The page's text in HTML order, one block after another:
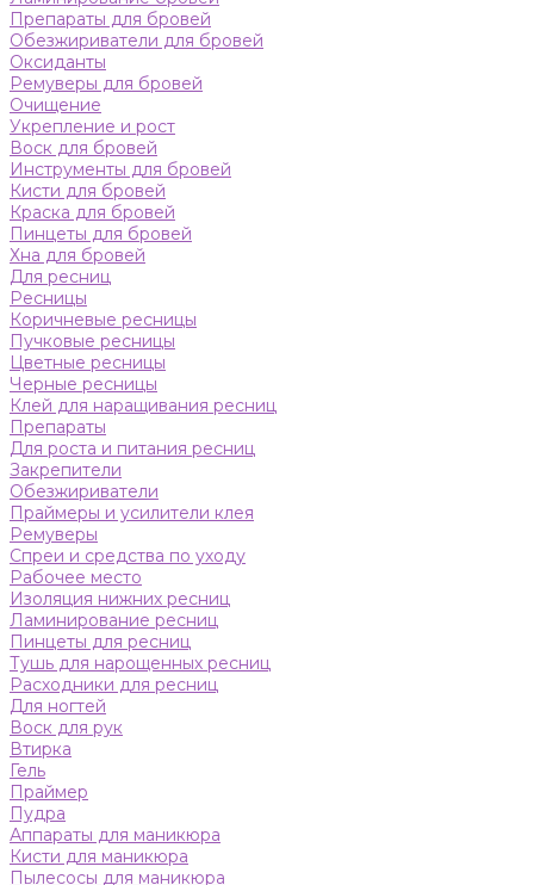
Препараты для бровей
Обезжириватели для бровей
Оксиданты
Ремуверы для бровей
Очищение
Укрепление и рост
Воск для бровей
Инструменты для бровей
Кисти для бровей
Краска для бровей
Пинцеты для бровей
Хна для бровей
Для ресниц
Ресницы
Коричневые ресницы
Пучковые ресницы
Цветные ресницы
Черные ресницы
Клей для наращивания ресниц
Препараты
Для роста и питания ресниц
Закрепители
Обезжириватели
Праймеры и усилители клея
Ремуверы
Спреи и средства по уходу
Рабочее место
Изоляция нижних ресниц
Ламинирование ресниц
Пинцеты для ресниц
Тушь для нарощенных ресниц
Расходники для ресниц
Для ногтей
Воск для рук
Втирка
Гель
Праймер
Пудра
Аппараты для маникюра
Кисти для маникюра
Пылесосы для маникюра